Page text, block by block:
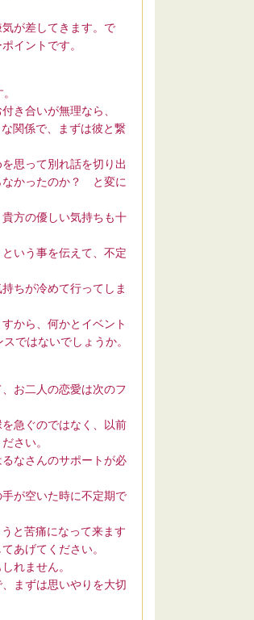
が差してきます。で
イントです。
き合いが無理なら、
関係で、まずは彼と繋
思って別れ話を切り出
なかったのか？ と変に
方の優しい気持ちも十
いう事を伝えて、不定
ちが冷めて行ってしま
から、何かとイベント
ではないでしょうか。
お二人の恋愛は次のフ
急ぐのではなく、以前
さい。
なさんのサポートが必
が空いた時に不定期で
と苦痛になって来ます
あげてください。
れません。
まずは思いやりを大切